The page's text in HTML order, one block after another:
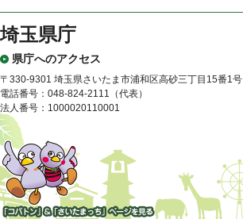
埼玉県庁
県庁へのアクセス
〒330-9301 埼玉県さいたま市浦和区高砂三丁目15番1号
電話番号：048-824-2111（代表）
法人番号：1000020110001
「コバトン」&「さいたまっ